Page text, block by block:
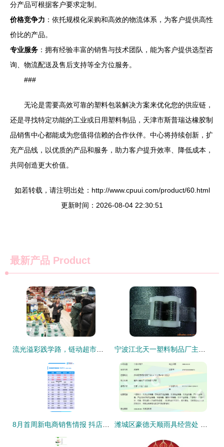
分产品可根据客户要求定制。
价格竞争力 ：依托规模化采购和高效的物流体系，为客户提供高性
价比的产品。
专业服务 ：拥有经验丰富的销售与技术团队，能为客户提供选型咨
询、物流配送及售后支持等全方位服务。
###
无论是需要高效可靠的塑料包装解决方案来优化您的供应链，
还是寻找特定功能的工业或日用塑料制品，天津市斯普瑞达橡胶制
品销售中心都能成为您值得信赖的合作伙伴。中心将持续创新，扩
充产品线，以优质的产品和服务，助力客户提升效率、降低成本，
共同创造更大价值。
如若转载，请注明出处：http://www.cpuui.com/product/60.html
更新时间：2026-08-04 22:30:51
最新产品 Product